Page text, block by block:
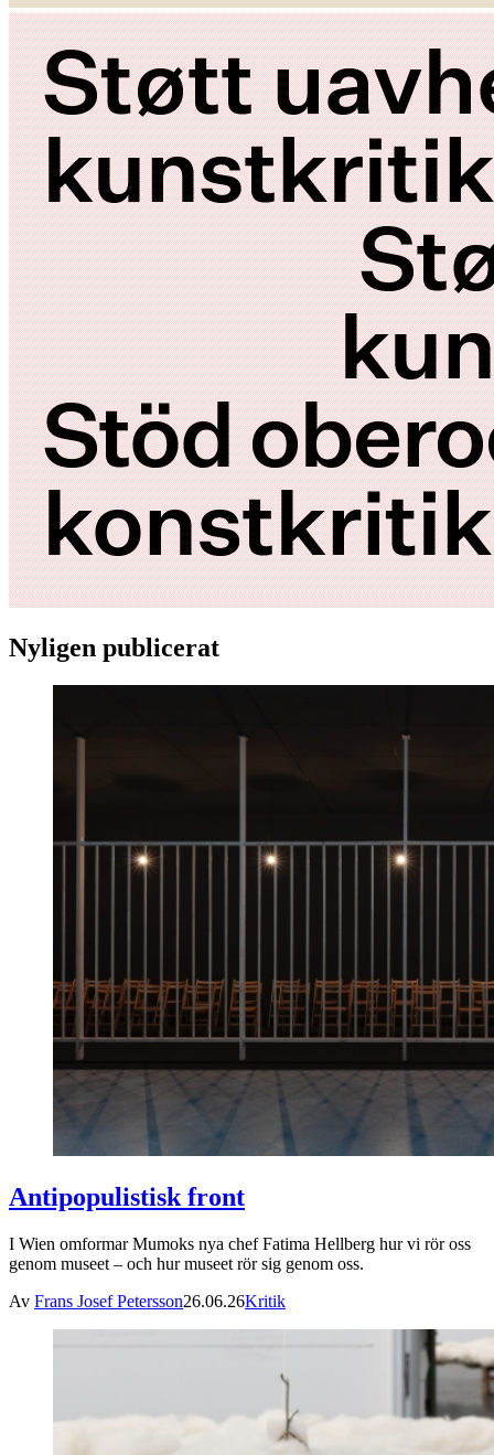
Nyligen publicerat
Antipopulistisk front
I Wien omformar Mumoks nya chef Fatima Hellberg hur vi rör oss
genom museet – och hur museet rör sig genom oss.
Av Frans Josef Petersson26.06.26Kritik